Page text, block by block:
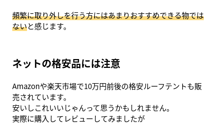
頻繁に取り外しを行う方にはあまりおすすめできる物では
ないと感じます。
ネットの格安品には注意
Amazonや楽天市場で10万円前後の格安ルーフテントも販
売されています。
安いしこれいいじゃんって思うかもしれません。
実際に購入してレビューしてみましたが